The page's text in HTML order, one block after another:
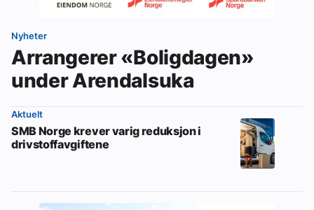
Nyheter
Arrangerer «Boligdagen»
under Arendalsuka
Aktuelt
SMB Norge krever varig reduksjon i
drivstoffavgiftene